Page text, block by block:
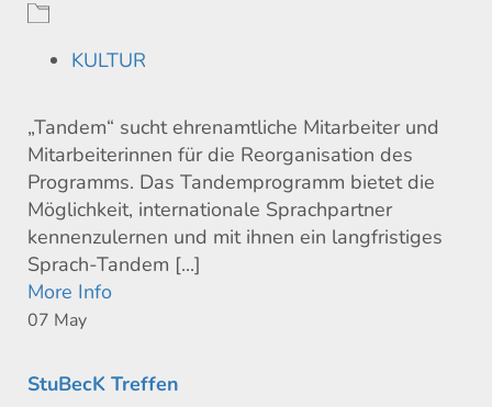
KULTUR
„Tandem“ sucht ehrenamtliche Mitarbeiter und
Mitarbeiterinnen für die Reorganisation des
Programms. Das Tandemprogramm bietet die
Möglichkeit, internationale Sprachpartner
kennenzulernen und mit ihnen ein langfristiges
Sprach-Tandem [...]
More Info
07 May
StuBecK Treffen